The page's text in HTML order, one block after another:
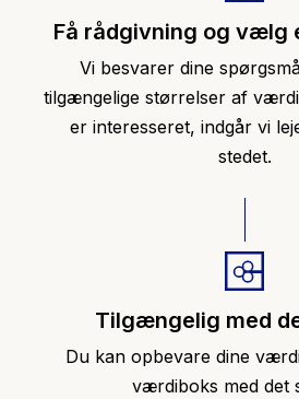
Få rådgivning og vælg
Vi besvarer dine
tilgængelige størrelser af
er interesseret, indgår vi
stedet.
Tilgængelig med
Du kan opbevare dine
værdiboks med det